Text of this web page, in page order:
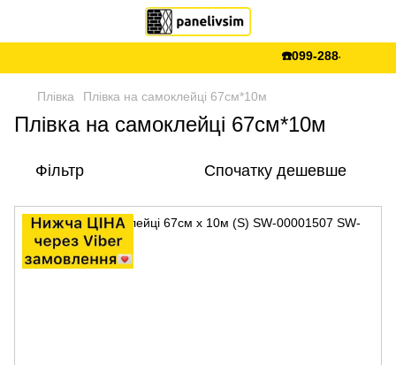
☎️099-288-99-66 💵Є
Плівка Плівка на самоклейці 67см*10м
Плівка на самоклейці 67см*10м
Фільтр Спочатку дешевше